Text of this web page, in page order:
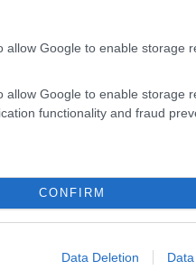
allow Google to enable storage
allow Google to enable storage
functionality and fraud
CONFIRM
Data Deletion
(TR) - 31.2km